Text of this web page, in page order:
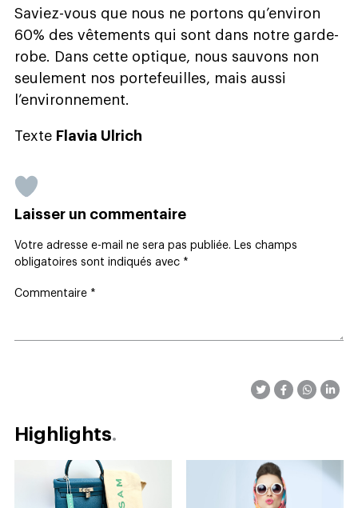
Saviez-vous que nous ne portons qu’environ
60% des vêtements qui sont dans notre garde-
robe. Dans cette optique, nous sauvons non
seulement nos portefeuilles, mais aussi
l’environnement.
Texte Flavia Ulrich
Laisser un commentaire
Votre adresse e-mail ne sera pas publiée. Les champs
obligatoires sont indiqués avec *
Commentaire *
Highlights